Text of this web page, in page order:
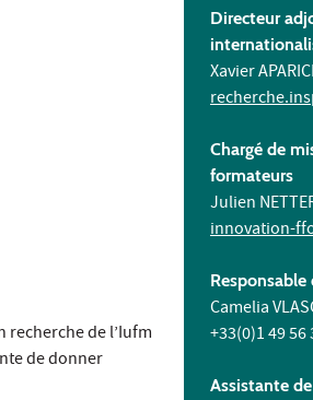
recherche de l’Iufm
de donner
Directeur
Xavier
Chargé de
formateurs
Julien
innovation-
Responsable
Camelia
+33(0)1 49 56
Assistante